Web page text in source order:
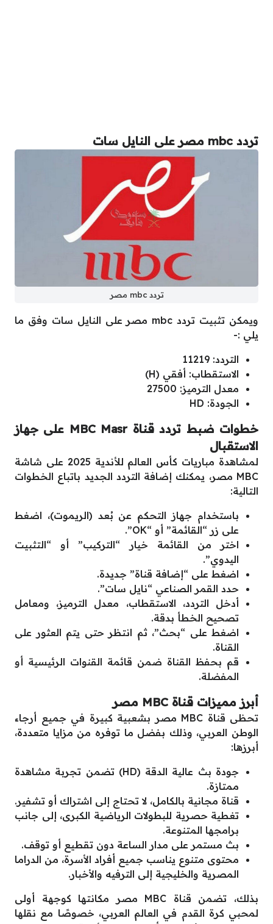
تردد mbc مصر على النايل سات
تردد mbc مصر
ويمكن تثبيت تردد mbc مصر على النايل سات وفق ما
يلي :-
التردد: 11219
الاستقطاب: أفقي (H)
معدل الترميز: 27500
الجودة: HD
خطوات ضبط تردد قناة MBC Masr على جهاز
الاستقبال
لمشاهدة مباريات كأس العالم للأندية 2025 على شاشة
MBC مصر، يمكنك إضافة التردد الجديد باتباع الخطوات
التالية:
باستخدام جهاز التحكم عن بُعد (الريموت)، اضغط
على زر “القائمة” أو “OK”.
اختر من القائمة خيار “التركيب” أو “التثبيت
اليدوي”.
اضغط على “إضافة قناة” جديدة.
حدد القمر الصناعي “نايل سات”.
أدخل التردد، الاستقطاب، معدل الترميز، ومعامل
تصحيح الخطأ بدقة.
اضغط على “بحث”، ثم انتظر حتى يتم العثور على
القناة.
قم بحفظ القناة ضمن قائمة القنوات الرئيسية أو
المفضلة.
أبرز مميزات قناة MBC مصر
تحظى قناة MBC مصر بشعبية كبيرة في جميع أرجاء
الوطن العربي، وذلك بفضل ما توفره من مزايا متعددة،
أبرزها:
جودة بث عالية الدقة (HD) تضمن تجربة مشاهدة
ممتازة.
قناة مجانية بالكامل، لا تحتاج إلى اشتراك أو تشفير.
تغطية حصرية للبطولات الرياضية الكبرى، إلى جانب
برامجها المتنوعة.
بث مستمر على مدار الساعة دون تقطيع أو توقف.
محتوى متنوع يناسب جميع أفراد الأسرة، من الدراما
المصرية والخليجية إلى الترفيه والأخبار.
بذلك، تضمن قناة MBC مصر مكانتها كوجهة أولى
لمحبي كرة القدم في العالم العربي، خصوصًا مع نقلها